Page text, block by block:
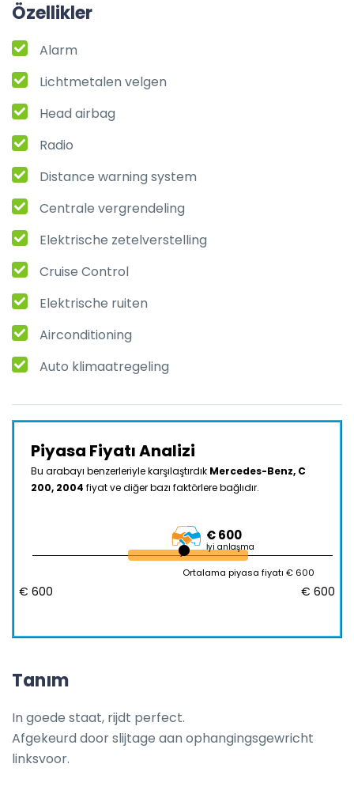
Özellikler
Alarm
Lichtmetalen velgen
Head airbag
Radio
Distance warning system
Centrale vergrendeling
Elektrische zetelverstelling
Cruise Control
Elektrische ruiten
Airconditioning
Auto klimaatregeling
Piyasa Fiyatı Analizi
Bu arabayı benzerleriyle karşılaştırdık Mercedes-Benz, C
200, 2004 fiyat ve diğer bazı faktörlere bağlıdır.
€ 600
İyi anlaşma
Ortalama piyasa fiyatı € 600
€ 600 € 600
Tanım
In goede staat, rijdt perfect.
Afgekeurd door slijtage aan ophangingsgewricht
linksvoor.